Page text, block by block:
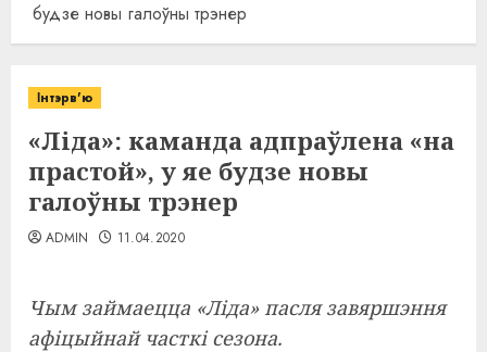
будзе новы галоўны трэнер
Інтэрв'ю
«Ліда»: каманда адпраўлена «на
прастой», у яе будзе новы
галоўны трэнер
ADMIN 11.04.2020
Чым займаецца «Ліда» пасля завяршэння
афіцыйнай часткі сезона.